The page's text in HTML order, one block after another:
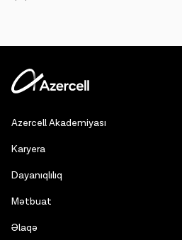
Azercell Akademiyası
Karyera
Dayanıqlılıq
Mətbuat
Əlaqə